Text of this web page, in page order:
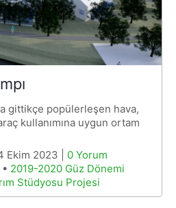
gittikçe popülerleşen hava,
kullanımına uygun ortam
Ekim 2023 | 0 Yorum
• 2019-2020 Güz Dönemi
Stüdyosu Projesi